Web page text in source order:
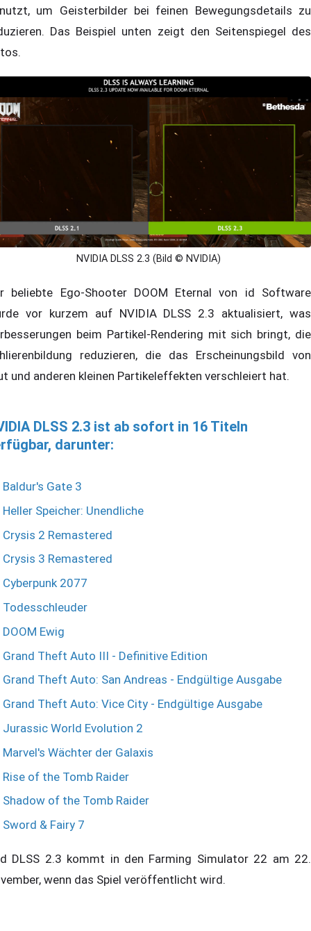
um Geisterbilder bei feinen Bewegungsdetails zu
Das Beispiel unten zeigt den Seitenspiegel des
NVIDIA DLSS 2.3 (Bild © NVIDIA)
beliebte Ego-Shooter DOOM Eternal von id Software
vor kurzem auf NVIDIA DLSS 2.3 aktualisiert, was
beim Partikel-Rendering mit sich bringt, die
reduzieren, die das Erscheinungsbild von
und anderen kleinen Partikeleffekten verschleiert hat.
DLSS 2.3 ist ab sofort in 16 Titeln
darunter:
Baldur's Gate 3
Heller Speicher: Unendliche
Crysis 2 Remastered
Crysis 3 Remastered
Cyberpunk 2077
Todesschleuder
DOOM Ewig
Grand Theft Auto III - Definitive Edition
Grand Theft Auto: San Andreas - Endgültige Ausgabe
Grand Theft Auto: Vice City - Endgültige Ausgabe
Jurassic World Evolution 2
Marvel's Wächter der Galaxis
Rise of the Tomb Raider
Shadow of the Tomb Raider
Sword & Fairy 7
DLSS 2.3 kommt in den Farming Simulator 22 am 22.
wenn das Spiel veröffentlicht wird.